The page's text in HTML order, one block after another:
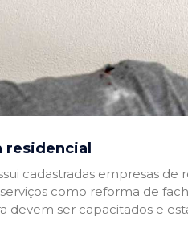
residencial
cadastradas empresas
como reforma de
devem ser capacitados e